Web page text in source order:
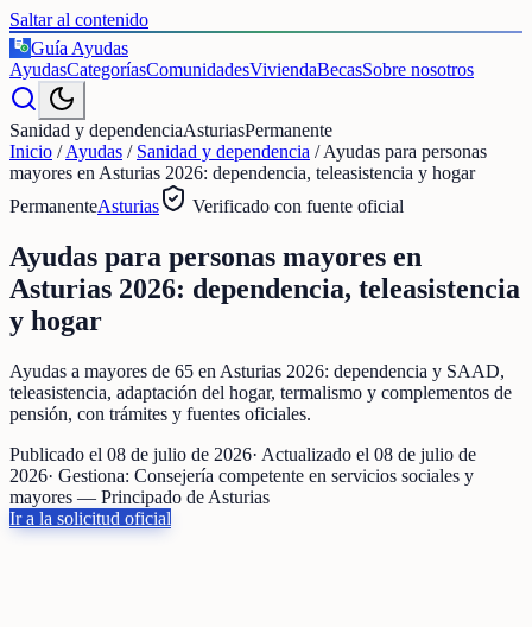
Saltar al contenido
€
Guía Ayudas
AyudasCategoríasComunidadesViviendaBecasSobre nosotros
Sanidad y dependenciaAsturiasPermanente
Inicio /Ayudas / Sanidad y dependencia /Ayudas para personas
mayores en Asturias 2026: dependencia, teleasistencia y hogar
PermanenteAsturias Verificado con fuente oficial
Ayudas para personas mayores en
Asturias 2026: dependencia, teleasistencia
y hogar
Ayudas a mayores de 65 en Asturias 2026: dependencia y SAAD,
teleasistencia, adaptación del hogar, termalismo y complementos de
pensión, con trámites y fuentes oficiales.
Publicado el 08 de julio de 2026· Actualizado el 08 de julio de
2026· Gestiona: Consejería competente en servicios sociales y
mayores — Principado de Asturias
Ir a la solicitud oficial